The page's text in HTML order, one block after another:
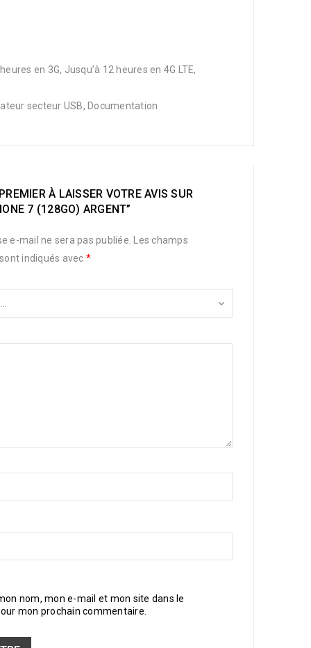
en 3G, Jusqu’à 12 heures en 4G LTE,
secteur USB, Documentation
À LAISSER VOTRE AVIS SUR
7 (128GO) ARGENT”
e-mail ne sera pas publiée.
Les champs
indiqués avec *
nom, mon e-mail et mon site dans le
mon prochain commentaire.